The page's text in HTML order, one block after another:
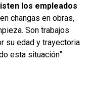
los empleados
changas en obras,
Son trabajos
su edad y trayectoria
esta situación”